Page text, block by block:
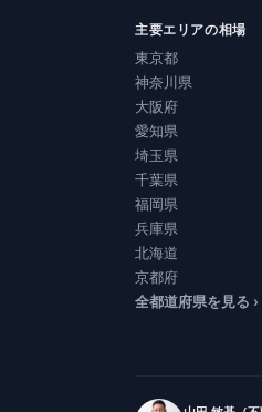
主要エリアの相場
東京都
神奈川県
大阪府
愛知県
埼玉県
千葉県
福岡県
兵庫県
北海道
京都府
全都道府県を見る ›